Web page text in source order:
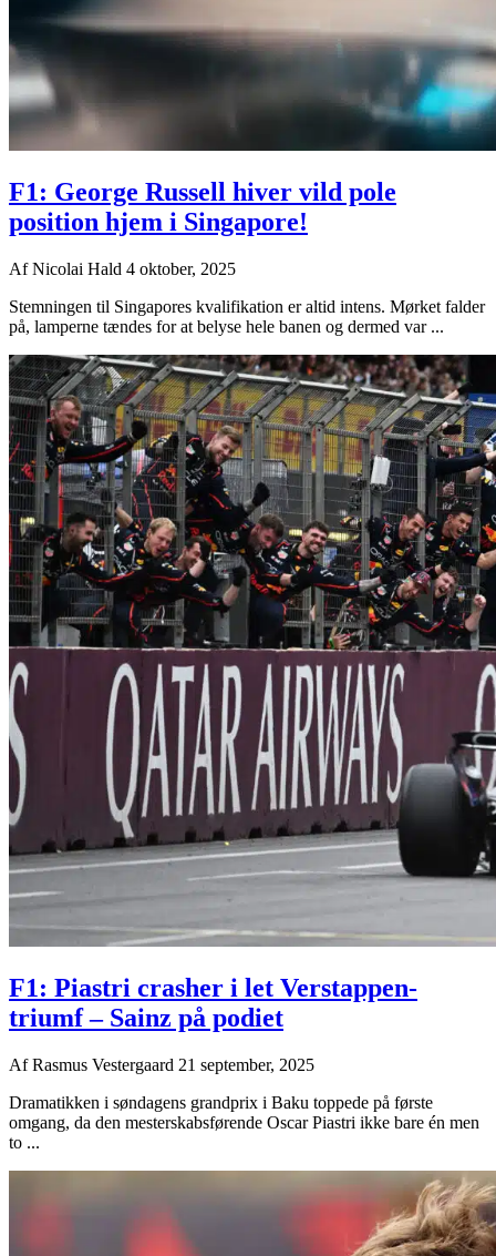
F1: George Russell hiver vild pole
position hjem i Singapore!
AfNicolai Hald 4 oktober, 2025
Stemningen til Singapores kvalifikation er altid intens. Mørket falder
på, lamperne tændes for at belyse hele banen og dermed var ...
F1: Piastri crasher i let Verstappen-
triumf – Sainz på podiet
AfRasmus Vestergaard 21 september, 2025
Dramatikken i søndagens grandprix i Baku toppede på første
omgang, da den mesterskabsførende Oscar Piastri ikke bare én men
to ...